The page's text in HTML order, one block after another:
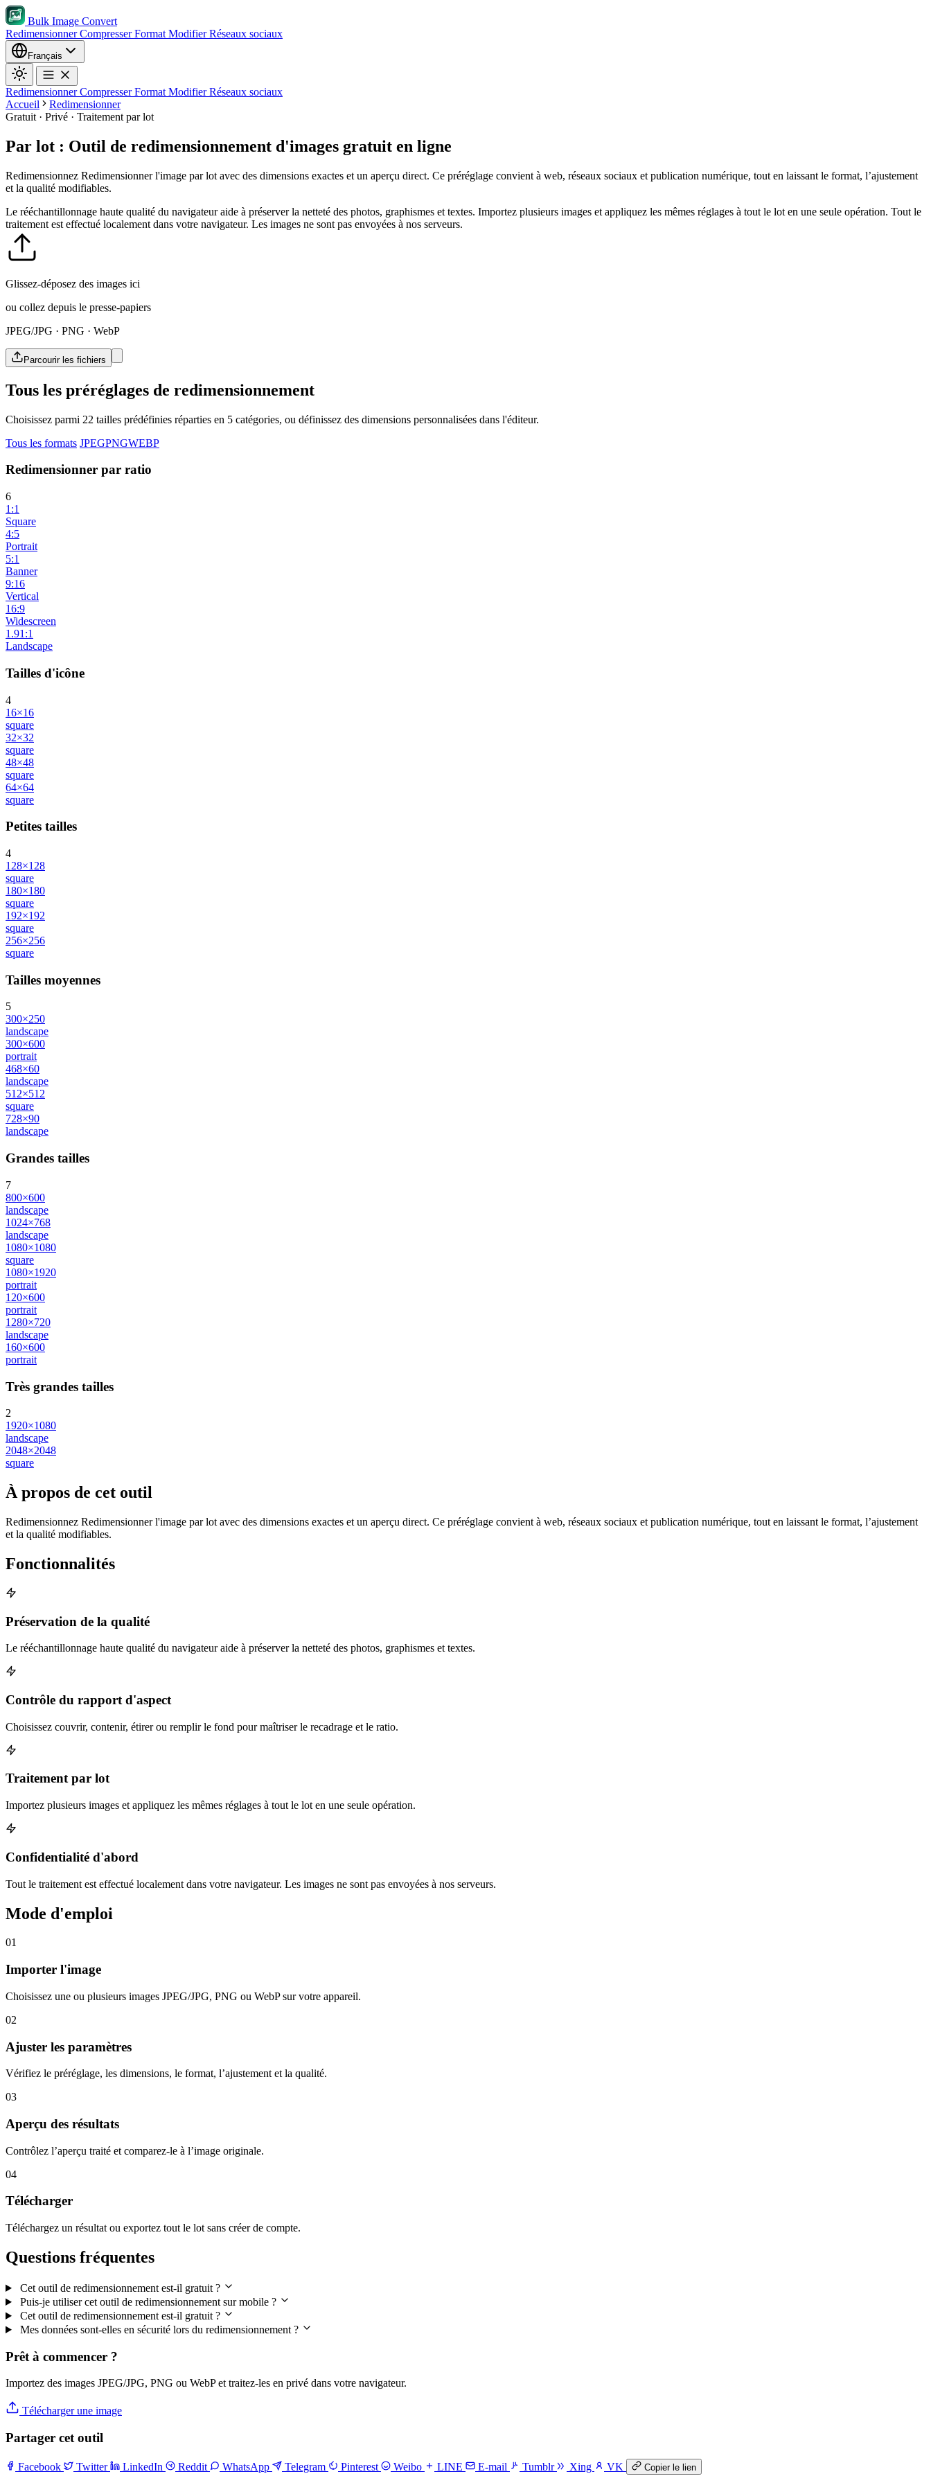
Bulk Image Convert
RedimensionnerCompresserFormat ModifierRéseaux sociaux
Français
RedimensionnerCompresserFormat ModifierRéseaux sociaux
Accueil
Redimensionner
Gratuit · Privé · Traitement par lot
Par lot : Outil de redimensionnement d'images gratuit en ligne
Redimensionnez Redimensionner l'image par lot avec des dimensions exactes et un aperçu direct. Ce préréglage convient à web, réseaux sociaux et publication numérique, tout en laissant le format, l’ajustement
et la qualité modifiables.
Le rééchantillonnage haute qualité du navigateur aide à préserver la netteté des photos, graphismes et textes. Importez plusieurs images et appliquez les mêmes réglages à tout le lot en une seule opération. Tout le
traitement est effectué localement dans votre navigateur. Les images ne sont pas envoyées à nos serveurs.
Glissez-déposez des images ici
ou collez depuis le presse-papiers
JPEG/JPG · PNG · WebP
Parcourir les fichiers
Tous les préréglages de redimensionnement
Choisissez parmi 22 tailles prédéfinies réparties en 5 catégories, ou définissez des dimensions personnalisées dans l'éditeur.
Tous les formats JPEGPNGWEBP
Redimensionner par ratio
6
1:1
Square
4:5
Portrait
5:1
Banner
9:16
Vertical
16:9
Widescreen
1.91:1
Landscape
Tailles d'icône
4
16×16
square
32×32
square
48×48
square
64×64
square
Petites tailles
4
128×128
square
180×180
square
192×192
square
256×256
square
Tailles moyennes
5
300×250
landscape
300×600
portrait
468×60
landscape
512×512
square
728×90
landscape
Grandes tailles
7
800×600
landscape
1024×768
landscape
1080×1080
square
1080×1920
portrait
120×600
portrait
1280×720
landscape
160×600
portrait
Très grandes tailles
2
1920×1080
landscape
2048×2048
square
À propos de cet outil
Redimensionnez Redimensionner l'image par lot avec des dimensions exactes et un aperçu direct. Ce préréglage convient à web, réseaux sociaux et publication numérique, tout en laissant le format, l’ajustement
et la qualité modifiables.
Fonctionnalités
Préservation de la qualité
Le rééchantillonnage haute qualité du navigateur aide à préserver la netteté des photos, graphismes et textes.
Contrôle du rapport d'aspect
Choisissez couvrir, contenir, étirer ou remplir le fond pour maîtriser le recadrage et le ratio.
Traitement par lot
Importez plusieurs images et appliquez les mêmes réglages à tout le lot en une seule opération.
Confidentialité d'abord
Tout le traitement est effectué localement dans votre navigateur. Les images ne sont pas envoyées à nos serveurs.
Mode d'emploi
01
Importer l'image
Choisissez une ou plusieurs images JPEG/JPG, PNG ou WebP sur votre appareil.
02
Ajuster les paramètres
Vérifiez le préréglage, les dimensions, le format, l’ajustement et la qualité.
03
Aperçu des résultats
Contrôlez l’aperçu traité et comparez-le à l’image originale.
04
Télécharger
Téléchargez un résultat ou exportez tout le lot sans créer de compte.
Questions fréquentes
Cet outil de redimensionnement est-il gratuit ?
Puis-je utiliser cet outil de redimensionnement sur mobile ?
Cet outil de redimensionnement est-il gratuit ?
Mes données sont-elles en sécurité lors du redimensionnement ?
Prêt à commencer ?
Importez des images JPEG/JPG, PNG ou WebP et traitez-les en privé dans votre navigateur.
Télécharger une image
Partager cet outil
Facebook Twitter LinkedIn Reddit WhatsApp Telegram Pinterest Weibo LINE E-mail Tumblr Xing VK Copier le lien